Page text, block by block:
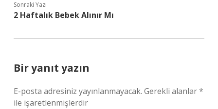
Sonraki Yazı
2 Haftalık Bebek Alınır Mı
Bir yanıt yazın
E-posta adresiniz yayınlanmayacak. Gerekli alanlar*
ile işaretlenmişlerdir